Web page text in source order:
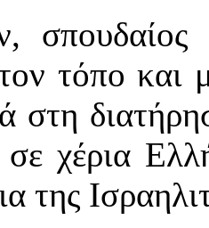
σπουδαίος
τόπο και
στη
σε χέρια
της